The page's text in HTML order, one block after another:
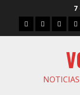
contenido
7
InicioCaldas